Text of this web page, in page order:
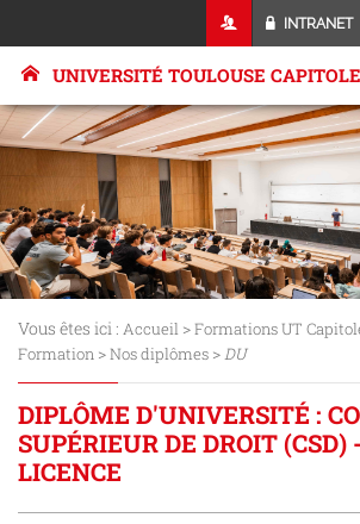
INTRANET
UNIVERSITÉ TOULOUSE CAPITOLE
Vous êtes ici : Accueil >Formations UT
Formation >Nos diplômes >DU
DIPLÔME D'UNIVERSITÉ :
SUPÉRIEUR DE DROIT
LICENCE